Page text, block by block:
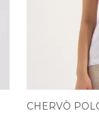
CHERVÒ